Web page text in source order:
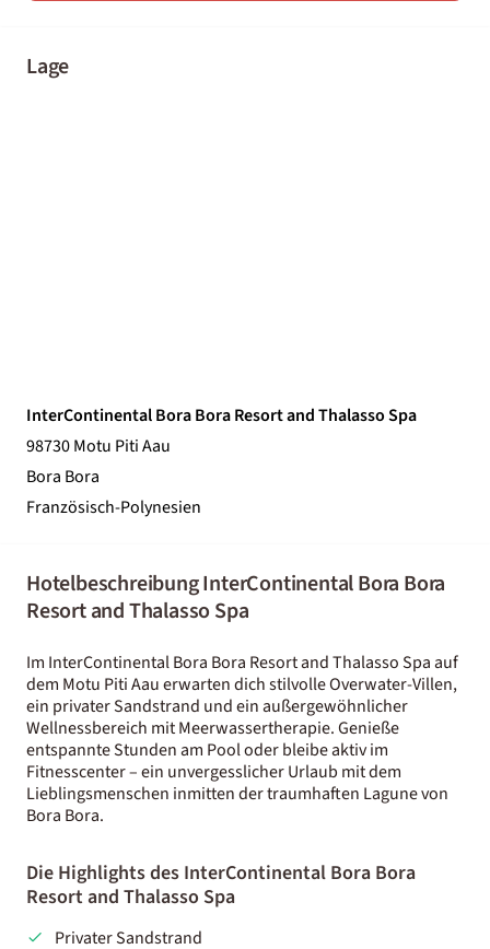
Lage
InterContinental Bora Bora Resort and Thalasso Spa
98730 Motu Piti Aau
Bora Bora
Französisch-Polynesien
Hotelbeschreibung InterContinental Bora Bora
Resort and Thalasso Spa
Im InterContinental Bora Bora Resort and Thalasso Spa auf
dem Motu Piti Aau erwarten dich stilvolle Overwater-Villen,
ein privater Sandstrand und ein außergewöhnlicher
Wellnessbereich mit Meerwassertherapie. Genieße
entspannte Stunden am Pool oder bleibe aktiv im
Fitnesscenter – ein unvergesslicher Urlaub mit dem
Lieblingsmenschen inmitten der traumhaften Lagune von
Bora Bora.
Die Highlights des InterContinental Bora Bora
Resort and Thalasso Spa
Privater Sandstrand